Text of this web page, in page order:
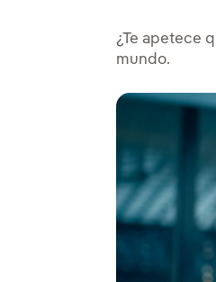
¿Te apetece
mundo.